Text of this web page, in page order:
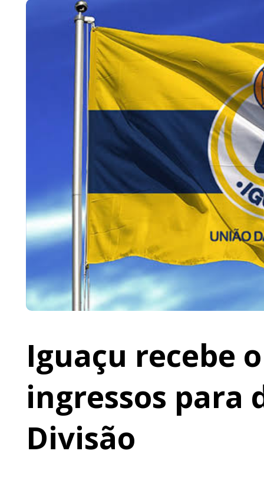
Iguaçu recebe
ingressos para
Divisão